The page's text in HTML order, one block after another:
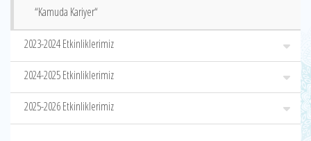
“Kamuda Kariyer“
2023-2024 Etkinliklerimiz
2024-2025 Etkinliklerimiz
2025-2026 Etkinliklerimiz